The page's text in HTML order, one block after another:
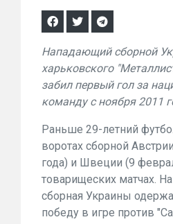
Нападающий сборной
харьковского
забил первый гол за
команду с ноября 2011
Раньше 29-летний
воротах сборной
года) и Швеции (9
товарищеских матчах.
сборная Украины
победу в игре против